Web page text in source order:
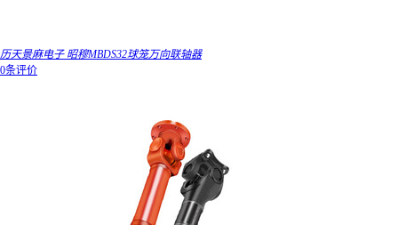
历天景麻电子 昭穆MBDS32球笼万向联轴器
0条评价